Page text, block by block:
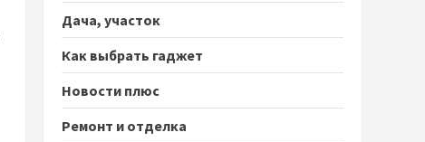
Дача, участок
Как выбрать гаджет
Новости плюс
Ремонт и отделка